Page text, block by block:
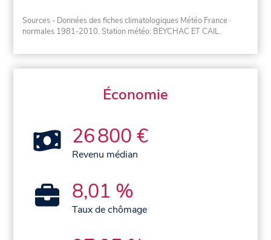
Sources - Données des fiches climatologiques Météo France ·
normales 1981-2010. Station météo: BEYCHAC ET CAIL.
Économie
26 800 €
Revenu médian
8,01 %
Taux de chômage